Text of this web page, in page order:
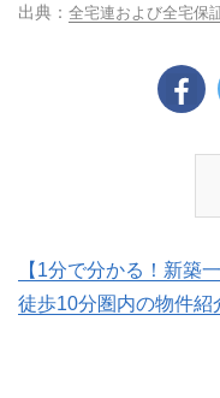
全宅連および全宅保
【1分で分かる！新築
徒歩10分圏内の物件紹